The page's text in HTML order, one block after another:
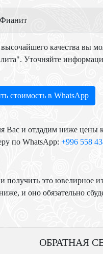
Фианит
качества вы
Уточняйте
стоимость в WhatsApp
Вас и отдадим ниже цены
по WhatsApp: +996 558
получить это ювелирное
и оно обязательно
ОБРАТНАЯ